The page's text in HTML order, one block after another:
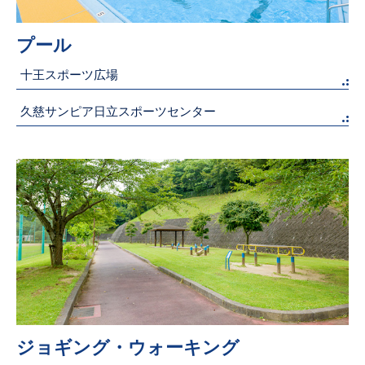
プール
十王スポーツ広場
久慈サンピア日立スポーツセンター
ジョギング・ウォーキング